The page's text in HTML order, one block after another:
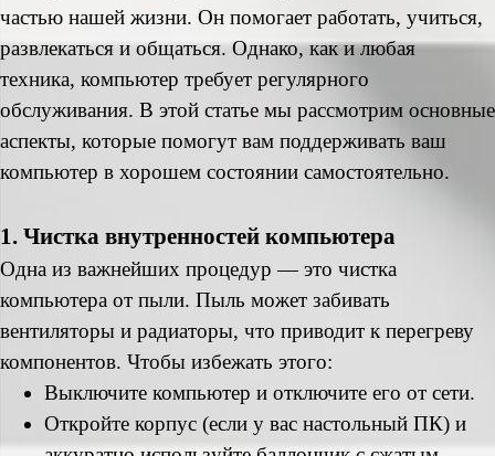
частью нашей жизни. Он помогает работать, учиться,
развлекаться и общаться. Однако, как и любая
техника, компьютер требует регулярного
обслуживания. В этой статье мы рассмотрим основные
аспекты, которые помогут вам поддерживать ваш
компьютер в хорошем состоянии самостоятельно.
1. Чистка внутренностей компьютера
Одна из важнейших процедур — это чистка
компьютера от пыли. Пыль может забивать
вентиляторы и радиаторы, что приводит к перегреву
компонентов. Чтобы избежать этого:
Выключите компьютер и отключите его от сети.
Откройте корпус (если у вас настольный ПК) и